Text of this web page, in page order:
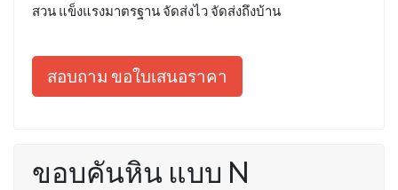
สวน แข็งแรงมาตรฐาน จัดส่งไว จัดส่งถึงบ้าน
สอบถาม ขอใบเสนอราคา
ขอบคันหิน แบบ N